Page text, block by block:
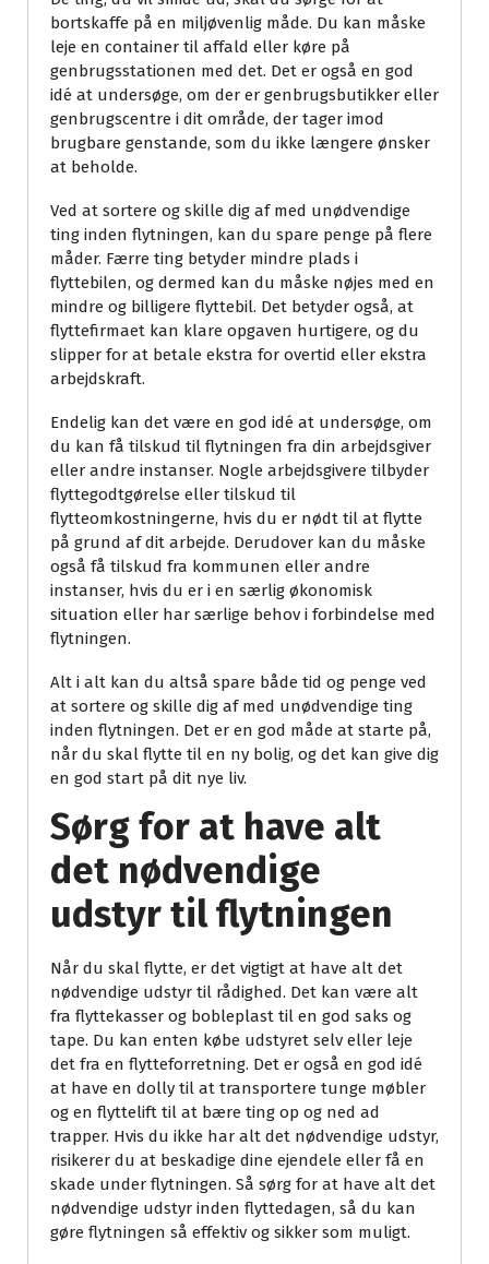
bortskaffe på en miljøvenlig måde. Du kan måske
leje en container til affald eller køre på
genbrugsstationen med det. Det er også en god
idé at undersøge, om der er genbrugsbutikker eller
genbrugscentre i dit område, der tager imod
brugbare genstande, som du ikke længere ønsker
at beholde.
Ved at sortere og skille dig af med unødvendige
ting inden flytningen, kan du spare penge på flere
måder. Færre ting betyder mindre plads i
flyttebilen, og dermed kan du måske nøjes med en
mindre og billigere flyttebil. Det betyder også, at
flyttefirmaet kan klare opgaven hurtigere, og du
slipper for at betale ekstra for overtid eller ekstra
arbejdskraft.
Endelig kan det være en god idé at undersøge, om
du kan få tilskud til flytningen fra din arbejdsgiver
eller andre instanser. Nogle arbejdsgivere tilbyder
flyttegodtgørelse eller tilskud til
flytteomkostningerne, hvis du er nødt til at flytte
på grund af dit arbejde. Derudover kan du måske
også få tilskud fra kommunen eller andre
instanser, hvis du er i en særlig økonomisk
situation eller har særlige behov i forbindelse med
flytningen.
Alt i alt kan du altså spare både tid og penge ved
at sortere og skille dig af med unødvendige ting
inden flytningen. Det er en god måde at starte på,
når du skal flytte til en ny bolig, og det kan give dig
en god start på dit nye liv.
Sørg for at have alt
det nødvendige
udstyr til flytningen
Når du skal flytte, er det vigtigt at have alt det
nødvendige udstyr til rådighed. Det kan være alt
fra flyttekasser og bobleplast til en god saks og
tape. Du kan enten købe udstyret selv eller leje
det fra en flytteforretning. Det er også en god idé
at have en dolly til at transportere tunge møbler
og en flyttelift til at bære ting op og ned ad
trapper. Hvis du ikke har alt det nødvendige udstyr,
risikerer du at beskadige dine ejendele eller få en
skade under flytningen. Så sørg for at have alt det
nødvendige udstyr inden flyttedagen, så du kan
gøre flytningen så effektiv og sikker som muligt.